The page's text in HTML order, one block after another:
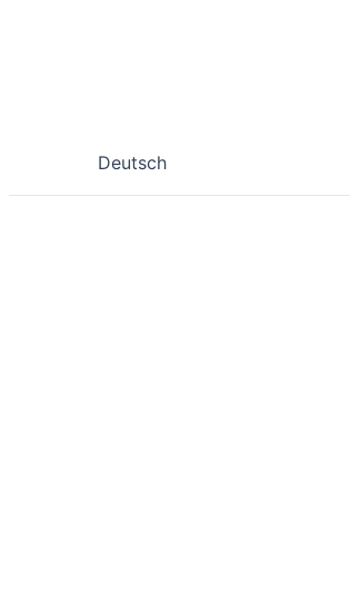
Deutsch